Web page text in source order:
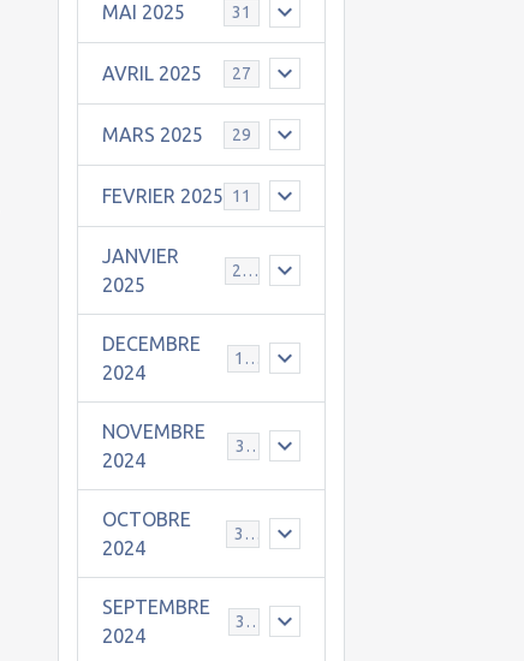
MAI 2025 31
AVRIL 2025 27
MARS 2025 29
FEVRIER 2025 11
JANVIER
2025
25
DECEMBRE
2024
19
NOVEMBRE
2024
30
OCTOBRE
2024
31
SEPTEMBRE
2024
30